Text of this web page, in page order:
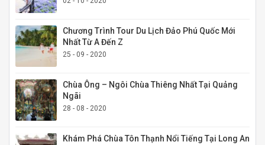
Chương Trình Tour Du Lịch Đảo Phú Quốc Mới
Nhất Từ A Đến Z
25 - 09 - 2020
Chùa Ông – Ngôi Chùa Thiêng Nhất Tại Quảng
Ngãi
28 - 08 - 2020
Khám Phá Chùa Tôn Thạnh Nổi Tiếng Tại Long An